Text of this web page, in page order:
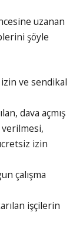
uzanan
şöyle
izin ve sendikal
dava açmış
verilmesi,
izin
çalışma
işçilerin